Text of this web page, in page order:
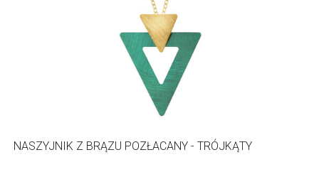
NASZYJNIK Z BRĄZU POZŁACANY - TRÓJKĄTY